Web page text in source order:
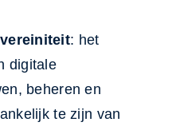
: het
digitale
beheren en
te zijn van